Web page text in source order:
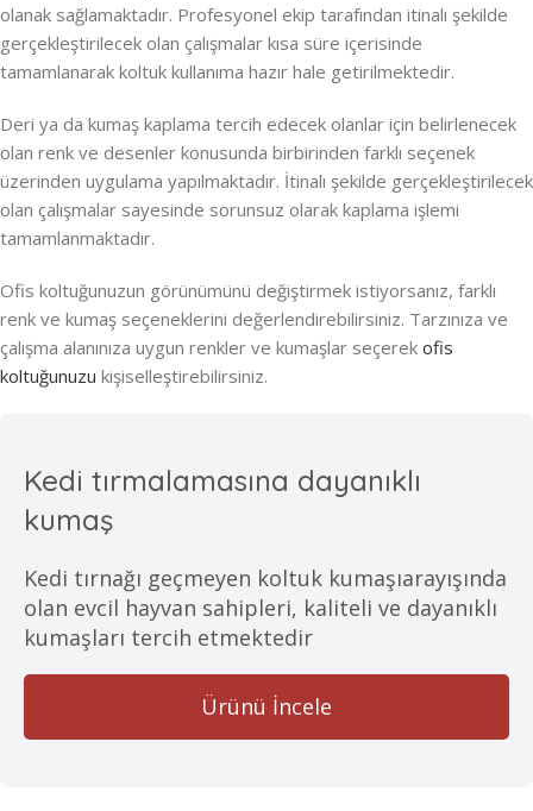
olanak sağlamaktadır. Profesyonel ekip tarafından itinalı şekilde
gerçekleştirilecek olan çalışmalar kısa süre içerisinde
tamamlanarak koltuk kullanıma hazır hale getirilmektedir.
Deri ya da kumaş kaplama tercih edecek olanlar için belirlenecek
olan renk ve desenler konusunda birbirinden farklı seçenek
üzerinden uygulama yapılmaktadır. İtinalı şekilde gerçekleştirilecek
olan çalışmalar sayesinde sorunsuz olarak kaplama işlemi
tamamlanmaktadır.
Ofis koltuğunuzun görünümünü değiştirmek istiyorsanız, farklı
renk ve kumaş seçeneklerini değerlendirebilirsiniz. Tarzınıza ve
çalışma alanınıza uygun renkler ve kumaşlar seçerek ofis
koltuğunuzu kişiselleştirebilirsiniz.
Kedi tırmalamasına dayanıklı
kumaş
Kedi tırnağı geçmeyen koltuk kumaşıarayışında
olan evcil hayvan sahipleri, kaliteli ve dayanıklı
kumaşları tercih etmektedir
Ürünü İncele